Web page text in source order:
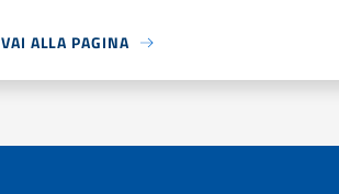
VAI ALLA PAGINA